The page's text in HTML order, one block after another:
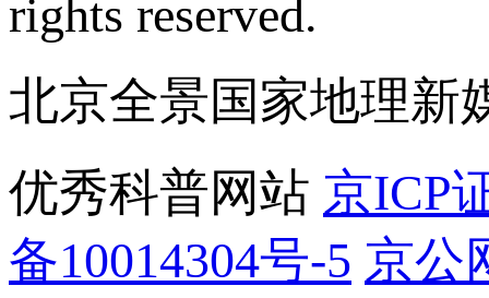
rights reserved.
北京全景国家地理新
优秀科普网站 京ICP
备10014304号-5 京公